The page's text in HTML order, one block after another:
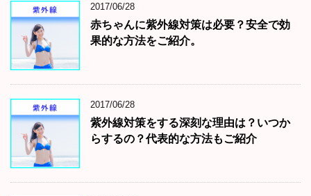
2017/06/28
赤ちゃんに紫外線対策は必要？安全で効
果的な方法をご紹介。
2017/06/28
紫外線対策をする深刻な理由は？いつか
らするの？代表的な方法もご紹介